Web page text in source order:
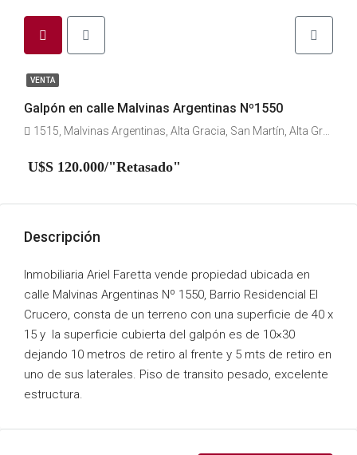
VENTA
Galpón en calle Malvinas Argentinas Nº1550
1515, Malvinas Argentinas, Alta Gracia, San Martín, Alta Gracia, Municipio de Alta Gracia, Pedanía Alta Gracia, Departamento Santa María, Córdoba, X5186, Argentina
U$S 120.000/"Retasado"
Descripción
Inmobiliaria Ariel Faretta vende propiedad ubicada en
calle Malvinas Argentinas Nº 1550, Barrio Residencial El
Crucero, consta de un terreno con una superficie de 40 x
15 y la superficie cubierta del galpón es de 10×30
dejando 10 metros de retiro al frente y 5 mts de retiro en
uno de sus laterales. Piso de transito pesado, excelente
estructura.